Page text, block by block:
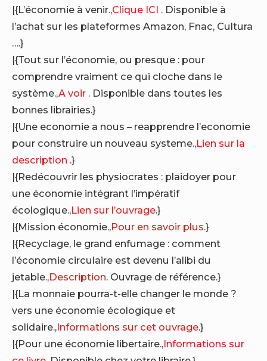
|{L’économie à venir.,Clique ICI . Disponible à
l’achat sur les plateformes Amazon, Fnac, Cultura
….}
|{Tout sur l’économie, ou presque : pour
comprendre vraiment ce qui cloche dans le
système.,A voir . Disponible dans toutes les
bonnes librairies.}
|{Une economie a nous – reapprendre l’economie
pour construire un nouveau systeme.,Lien sur la
description .}
|{Redécouvrir les physiocrates : plaidoyer pour
une économie intégrant l’impératif
écologique.,Lien sur l’ouvrage.}
|{Mission économie.,Pour en savoir plus.}
|{Recyclage, le grand enfumage : comment
l’économie circulaire est devenu l’alibi du
jetable.,Description. Ouvrage de référence.}
|{La monnaie pourra-t-elle changer le monde ?
vers une économie écologique et
solidaire.,Informations sur cet ouvrage.}
|{Pour une économie libertaire.,Informations sur